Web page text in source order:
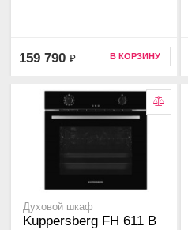
159 790 ₽ В КОРЗИНУ
Духовой шкаф
Kuppersberg FH 611 B